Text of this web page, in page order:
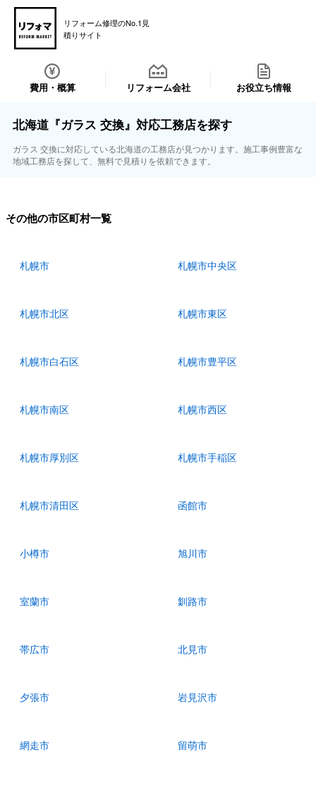
リフォーム修理のNo.1見
積りサイト
費用・概算 リフォーム会社 お役立ち情報
北海道『ガラス 交換』対応工務店を探す
ガラス 交換に対応している北海道の工務店が見つかります。施工事例豊富な
地域工務店を探して、無料で見積りを依頼できます。
その他の市区町村一覧
札幌市 札幌市中央区
札幌市北区 札幌市東区
札幌市白石区 札幌市豊平区
札幌市南区 札幌市西区
札幌市厚別区 札幌市手稲区
札幌市清田区 函館市
小樽市 旭川市
室蘭市 釧路市
帯広市 北見市
夕張市 岩見沢市
網走市 留萌市